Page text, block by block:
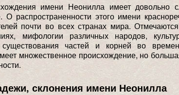
имени Неонилла имеет довольно
О распространенности этого имени
почти во всех странах мира.
мифологии различных народов,
существования частей и корней во
множественное происхождение, но
склонения имени Неонилла